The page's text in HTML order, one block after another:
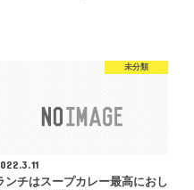
未分類
ンチはスープカレー最高におし